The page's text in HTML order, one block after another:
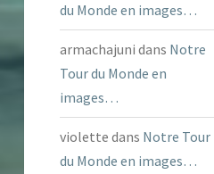
du Monde en images…
armachajuni dans Notre
Tour du Monde en
images…
violette dans Notre Tour
du Monde en images…